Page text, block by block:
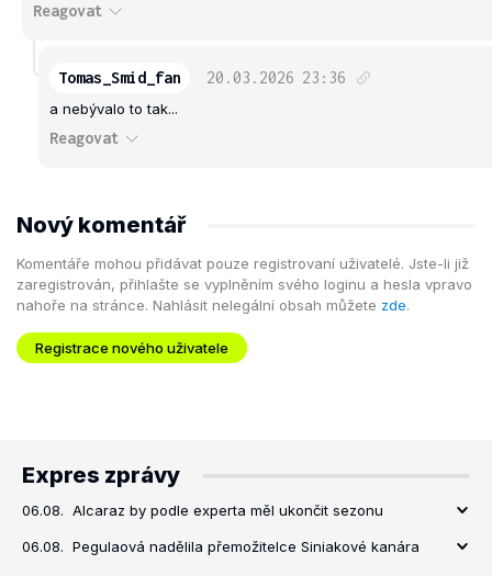
Reagovat
Tomas_Smid_fan 20.03.2026 23:36
a nebývalo to tak...
Reagovat
Nový komentář
Komentáře mohou přidávat pouze registrovaní uživatelé. Jste-li již
zaregistrován, přihlašte se vyplněním svého loginu a hesla vpravo
nahoře na stránce. Nahlásit nelegální obsah můžete zde.
Registrace nového uživatele
Expres zprávy
06.08. Alcaraz by podle experta měl ukončit sezonu
06.08. Pegulaová nadělila přemožitelce Siniakové kanára